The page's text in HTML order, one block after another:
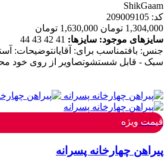
ShikGaam
کد: 209009105
1,304,000 تومان
1,630,000 تومان
سایزهای موجود: سایزها: 41
42
43
44
جنس: بافتمناسب برای: آقایانتوضیحات:
سبک - قابل شستشوتصاویر از روی خود
قیمت ویژه
پیراهن چهارخانه پسرانه